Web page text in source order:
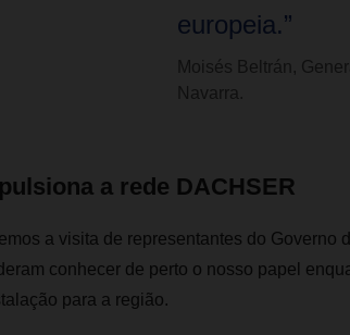
europeia.”
Moisés Beltrán,
Navarra.
a rede DACHSER
a visita de representantes do Governo
conhecer de perto o nosso papel
para a região.